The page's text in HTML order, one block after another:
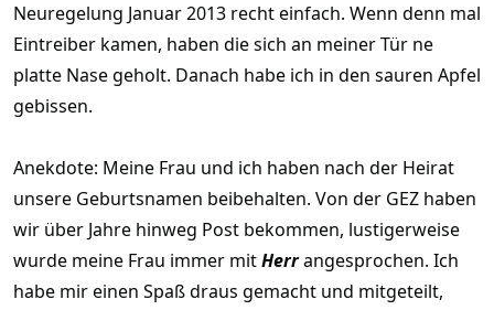
Neuregelung Januar 2013 recht einfach. Wenn denn mal
Eintreiber kamen, haben die sich an meiner Tür ne
platte Nase geholt. Danach habe ich in den sauren Apfel
gebissen.
Anekdote: Meine Frau und ich haben nach der Heirat
unsere Geburtsnamen beibehalten. Von der GEZ haben
wir über Jahre hinweg Post bekommen, lustigerweise
wurde meine Frau immer mitHerrangesprochen. Ich
habe mir einen Spaß draus gemacht und mitgeteilt,